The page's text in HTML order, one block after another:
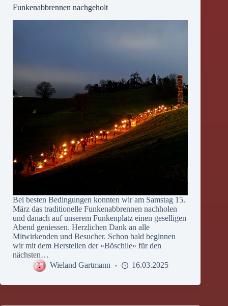
Funkenabbrennen nachgeholt
Bei besten Bedingungen konnten wir am Samstag 15.
März das traditionelle Funkenabbrennen nachholen
und danach auf unserem Funkenplatz einen geselligen
Abend geniessen. Herzlichen Dank an alle
Mitwirkenden und Besucher. Schon bald beginnen
wir mit dem Herstellen der «Böschile» für den
nächsten…
Wieland Gartmann
16.03.2025